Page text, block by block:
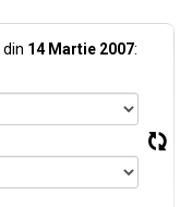
din 14 Martie 2007: